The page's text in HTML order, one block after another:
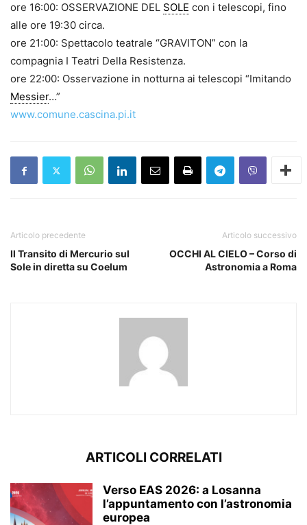
ore 16:00: OSSERVAZIONE DEL SOLE con i telescopi, fino
alle ore 19:30 circa.
ore 21:00: Spettacolo teatrale “GRAVITON” con la
compagnia I Teatri Della Resistenza.
ore 22:00: Osservazione in notturna ai telescopi “Imitando
Messier…”
www.comune.cascina.pi.it
Articolo precedente
Il Transito di Mercurio sul
Sole in diretta su Coelum
Articolo successivo
OCCHI AL CIELO – Corso di
Astronomia a Roma
ARTICOLI CORRELATI
Verso EAS 2026: a Losanna
l’appuntamento con l’astronomia
europea